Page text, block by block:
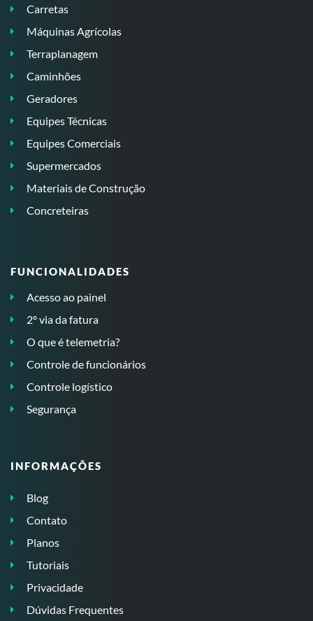
Carretas
Máquinas Agrícolas
Terraplanagem
Caminhões
Geradores
Equipes Técnicas
Equipes Comerciais
Supermercados
Materiais de Construção
Concreteiras
FUNCIONALIDADES
Acesso ao painel
2º via da fatura
O que é telemetria?
Controle de funcionários
Controle logístico
Segurança
INFORMAÇÕES
Blog
Contato
Planos
Tutoriais
Privacidade
Dúvidas Frequentes